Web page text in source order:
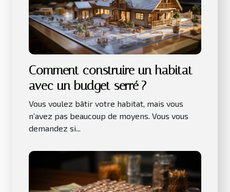
Comment construire un habitat
avec un budget serré ?
Vous voulez bâtir votre habitat, mais vous
n’avez pas beaucoup de moyens. Vous vous
demandez si...